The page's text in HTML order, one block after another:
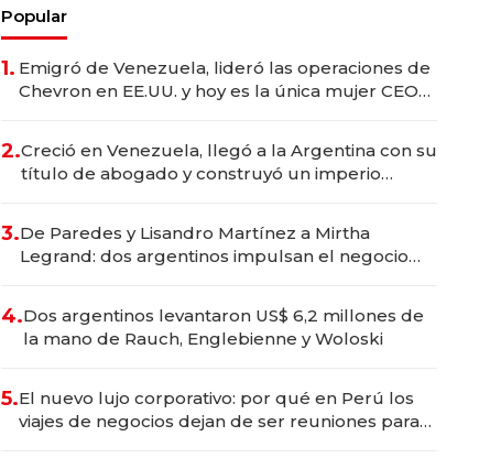
Popular
1. Emigró de Venezuela, lideró las operaciones de
Chevron en EE.UU. y hoy es la única mujer CEO
2.Creció en Venezuela, llegó a la Argentina con su
título de abogado y construyó un imperio
3.De Paredes y Lisandro Martínez a Mirtha
Legrand: dos argentinos impulsan el negocio
4.Dos argentinos levantaron US$ 6,2 millones de
la mano de Rauch, Englebienne y Woloski
5.El nuevo lujo corporativo: por qué en Perú los
viajes de negocios dejan de ser reuniones para